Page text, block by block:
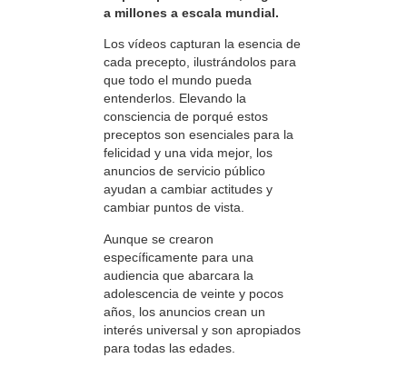
a millones a escala mundial.
Los vídeos capturan la esencia de
cada precepto, ilustrándolos para
que todo el mundo pueda
entenderlos. Elevando la
consciencia de porqué estos
preceptos son esenciales para la
felicidad y una vida mejor, los
anuncios de servicio público
ayudan a cambiar actitudes y
cambiar puntos de vista.
Aunque se crearon
específicamente para una
audiencia que abarcara la
adolescencia de veinte y pocos
años, los anuncios crean un
interés universal y son apropiados
para todas las edades.